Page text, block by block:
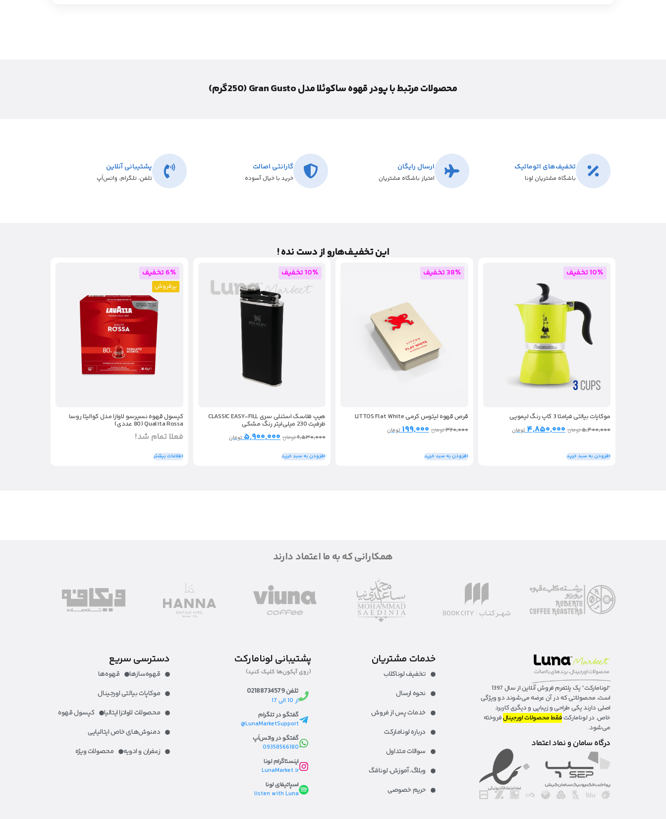
محصولات مرتبط با پودر قهوه ساکوئلا مدل Gran Gusto (250گرم)
تخفیف‌های اتوماتیک
باشگاه مشتریان لونا
ارسال رایگان
امتیاز باشگاه مشتریان
گارانتی اصالت
خرید با خیال آسوده
پشتیبانی آنلاین
تلفن، تلگرام، واتس‌اَپ
این تخفیـف‌هارو از دست نده !
10٪ تخفیف
موکاپات بیالتی فیامتا 3 کاپ رنگ لیمویی
۵,۴۰۰,۰۰۰تومان ۴,۸۵۰,۰۰۰تومان
افزودن به سبد خرید
38٪ تخفیف
قرص قهوه لیتوس کرمی LITTOS Flat White
۳۲۰,۰۰۰تومان ۱۹۹,۰۰۰تومان
افزودن به سبد خرید
10٪ تخفیف
هیپ فلاسک استنلی سری CLASSIC EASY-FILL
ظرفیت 230 میلی‌لیتر رنگ مشکی
۶,۵۳۰,۰۰۰تومان ۵,۹۰۰,۰۰۰تومان
افزودن به سبد خرید
6٪ تخفیف
پرفروش
کپسول قهوه نسپرسو لاوازا مدل کوالیتا روسا
Qualita Rossa (80 عددی)
فعلا تمام شد!
اطلاعات بیشتر
همکارانی که به ما اعتماد دارند
“لونا‌مارکت” یک پلتفرم فروش آنلاین از سال 1397
است، محصولاتی که در آن عرضه می‌شوند دو ویژگی
اصلی دارند یکی طراحی و زیبایی و دیگری کاربرد
خاص. در لونامارکتفقط محصولات اورجینالفروخته
می‌شود.
درگاه سامان و نماد اعتماد
خدمات مشتریان
تخفیف لوناکلاب
نحوه ارسال
خدمات پس از فروش
درباره لونامارکت​
سوالات متداول
وبلاگ، آموزش، لونا‌مَگ​
حریم خصوصی
پشتیبانی لونامارکت
(روی آیکون‌ها کلیک کنید)
تلفن 02188734579
از 10 الی 17
گفتگو در تلگرام
LunaMarketSupport@
گفتگو در واتس‌اَپ
09358566180
اینستاگرام لونا
LunaMarket.ir
اسپاتیفای لونا
listen with Luna
دسترسی سریع
قهوه‌ساز‌ها
قهوه‌ها
موکاپات بیالتی اورجینال
محصولات لاواتزا ایتالیا
کپسول قهوه
دمنوش‌های خاص ایتالیایی
زعفران و ادویه
محصولات ویژه